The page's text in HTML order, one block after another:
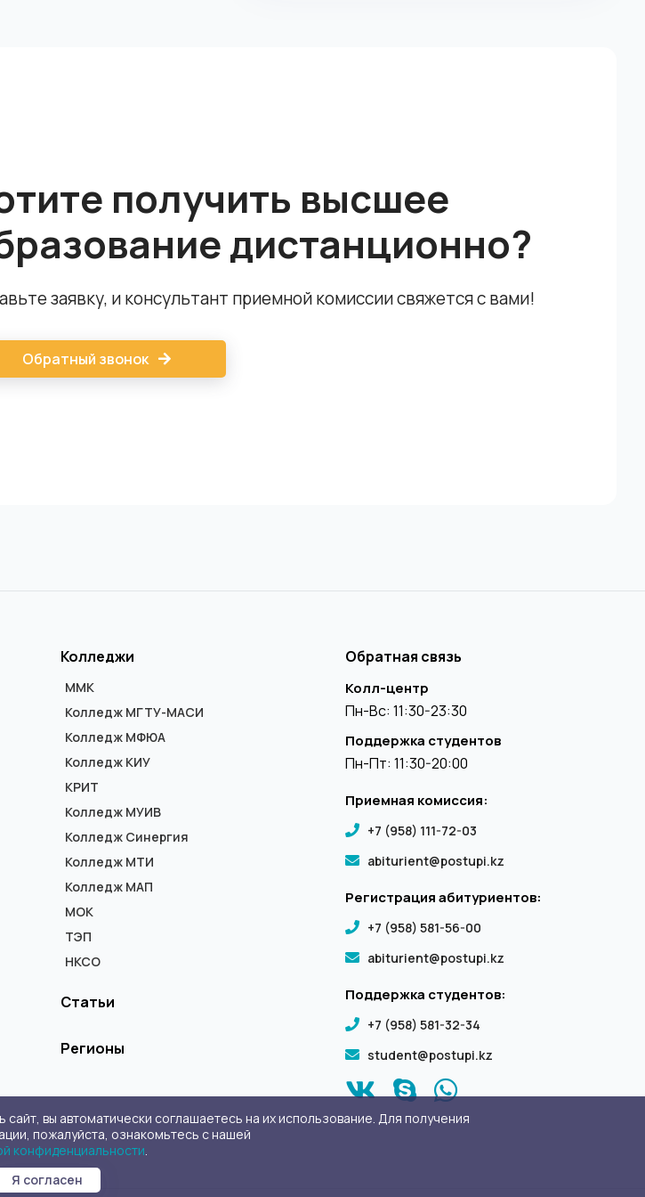
получить высшее
дистанционно?
заявку, и консультант приемной комиссии свяжется с вами!
Обратный звонок
Колледжи
ММК
Колледж МГТУ-МАСИ
Колледж МФЮА
Колледж КИУ
КРИТ
Колледж МУИВ
Колледж Синергия
Колледж МТИ
Колледж МАП
МОК
ТЭП
НКСО
Статьи
Регионы
Обратная связь
Колл-центр
Пн-Вс: 11:30-23:30
Поддержка студентов
Пн-Пт: 11:30-20:00
Приемная комиссия:
+7 (958) 111-72-03
abiturient@postupi.kz
Регистрация абитуриентов:
+7 (958) 581-56-00
abiturient@postupi.kz
Поддержка студентов:
+7 (958) 581-32-34
student@postupi.kz
вы автоматически соглашаетесь на их использование. Для получения
пожалуйста, ознакомьтесь с нашей
конфиденциальности.
Я согласен